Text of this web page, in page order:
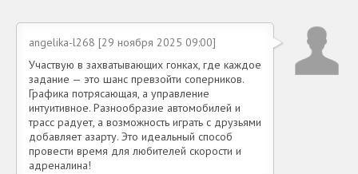
angelika-l268 [29 ноября 2025 09:00]
Участвую в захватывающих гонках, где каждое
задание — это шанс превзойти соперников.
Графика потрясающая, а управление
интуитивное. Разнообразие автомобилей и
трасс радует, а возможность играть с друзьями
добавляет азарту. Это идеальный способ
провести время для любителей скорости и
адреналина!